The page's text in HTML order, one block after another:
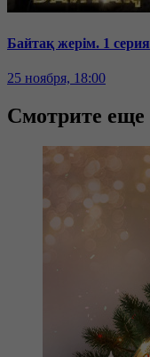
Байтақ жерім. 1 серия
25 ноября, 18:00
Смотрите еще